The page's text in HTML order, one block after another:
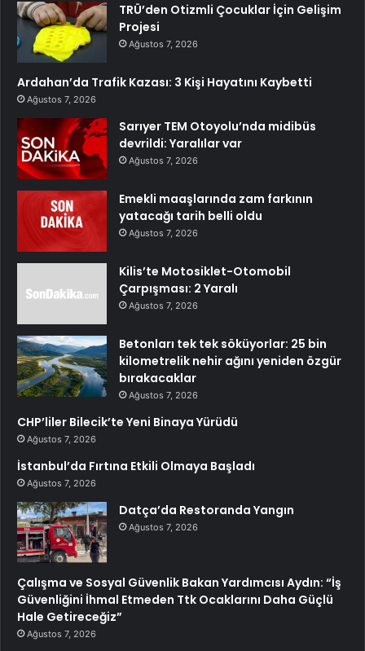
TRÜ’den Otizmli Çocuklar İçin Gelişim
Projesi
Ağustos 7, 2026
Ardahan’da Trafik Kazası: 3 Kişi Hayatını Kaybetti
Ağustos 7, 2026
Sarıyer TEM Otoyolu’nda midibüs
devrildi: Yaralılar var
Ağustos 7, 2026
Emekli maaşlarında zam farkının
yatacağı tarih belli oldu
Ağustos 7, 2026
Kilis’te Motosiklet-Otomobil
Çarpışması: 2 Yaralı
Ağustos 7, 2026
Betonları tek tek söküyorlar: 25 bin
kilometrelik nehir ağını yeniden özgür
bırakacaklar
Ağustos 7, 2026
CHP’liler Bilecik’te Yeni Binaya Yürüdü
Ağustos 7, 2026
İstanbul’da Fırtına Etkili Olmaya Başladı
Ağustos 7, 2026
Datça’da Restoranda Yangın
Ağustos 7, 2026
Çalışma ve Sosyal Güvenlik Bakan Yardımcısı Aydın: “İş
Güvenliğini İhmal Etmeden Ttk Ocaklarını Daha Güçlü
Hale Getireceğiz”
Ağustos 7, 2026